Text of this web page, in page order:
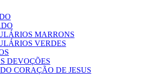
MARRONS
VERDES
DEVOÇÕES
CORAÇÃO DE JESUS